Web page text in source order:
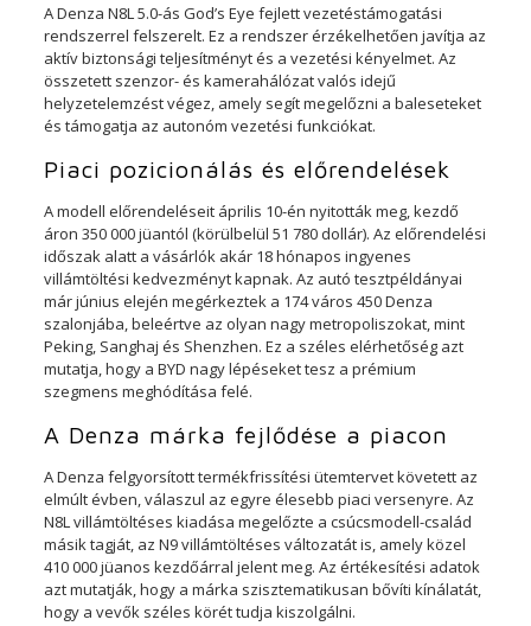
A Denza N8L 5.0-ás God’s Eye fejlett vezetéstámogatási
rendszerrel felszerelt. Ez a rendszer érzékelhetően javítja az
aktív biztonsági teljesítményt és a vezetési kényelmet. Az
összetett szenzor- és kamerahálózat valós idejű
helyzetelemzést végez, amely segít megelőzni a baleseteket
és támogatja az autonóm vezetési funkciókat.
Piaci pozicionálás és előrendelések
A modell előrendeléseit április 10-én nyitották meg, kezdő
áron 350 000 jüantól (körülbelül 51 780 dollár). Az előrendelési
időszak alatt a vásárlók akár 18 hónapos ingyenes
villámtöltési kedvezményt kapnak. Az autó tesztpéldányai
már június elején megérkeztek a 174 város 450 Denza
szalonjába, beleértve az olyan nagy metropoliszokat, mint
Peking, Sanghaj és Shenzhen. Ez a széles elérhetőség azt
mutatja, hogy a BYD nagy lépéseket tesz a prémium
szegmens meghódítása felé.
A Denza márka fejlődése a piacon
A Denza felgyorsított termékfrissítési ütemtervet követett az
elmúlt évben, válaszul az egyre élesebb piaci versenyre. Az
N8L villámtöltéses kiadása megelőzte a csúcsmodell-család
másik tagját, az N9 villámtöltéses változatát is, amely közel
410 000 jüanos kezdőárral jelent meg. Az értékesítési adatok
azt mutatják, hogy a márka szisztematikusan bővíti kínálatát,
hogy a vevők széles körét tudja kiszolgálni.